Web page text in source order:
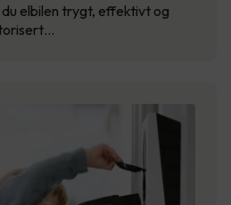
elbilen trygt, effektivt og